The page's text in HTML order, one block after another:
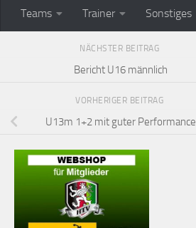
Teams Trainer Sonstiges
NÄCHSTER BEITRAG
Bericht U16 männlich
VORHERIGER BEITRAG
U13m 1+2 mit guter Performance